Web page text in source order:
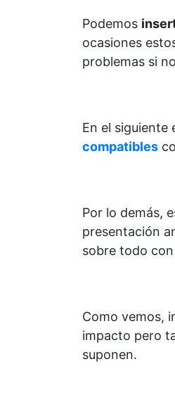
Podemos
ocasiones
problemas si
En el siguiente
compatibles
Por lo demás,
presentación
sobre todo
Como vemos,
impacto pero
suponen.